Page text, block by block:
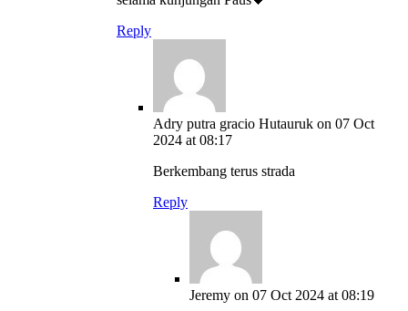
Reply
Adry putra gracio Hutauruk on 07 Oct
2024 at 08:17
Berkembang terus strada
Reply
Jeremy on 07 Oct 2024 at 08:19